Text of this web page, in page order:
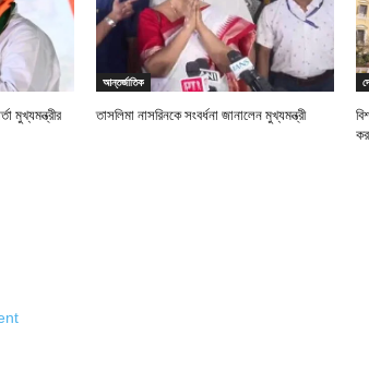
মুখ্যমন্ত্রীর
আন্তর্জাতিক
তাসলিমা নাসরিনকে সংবর্ধনা জানালেন মুখ্যমন্ত্রী